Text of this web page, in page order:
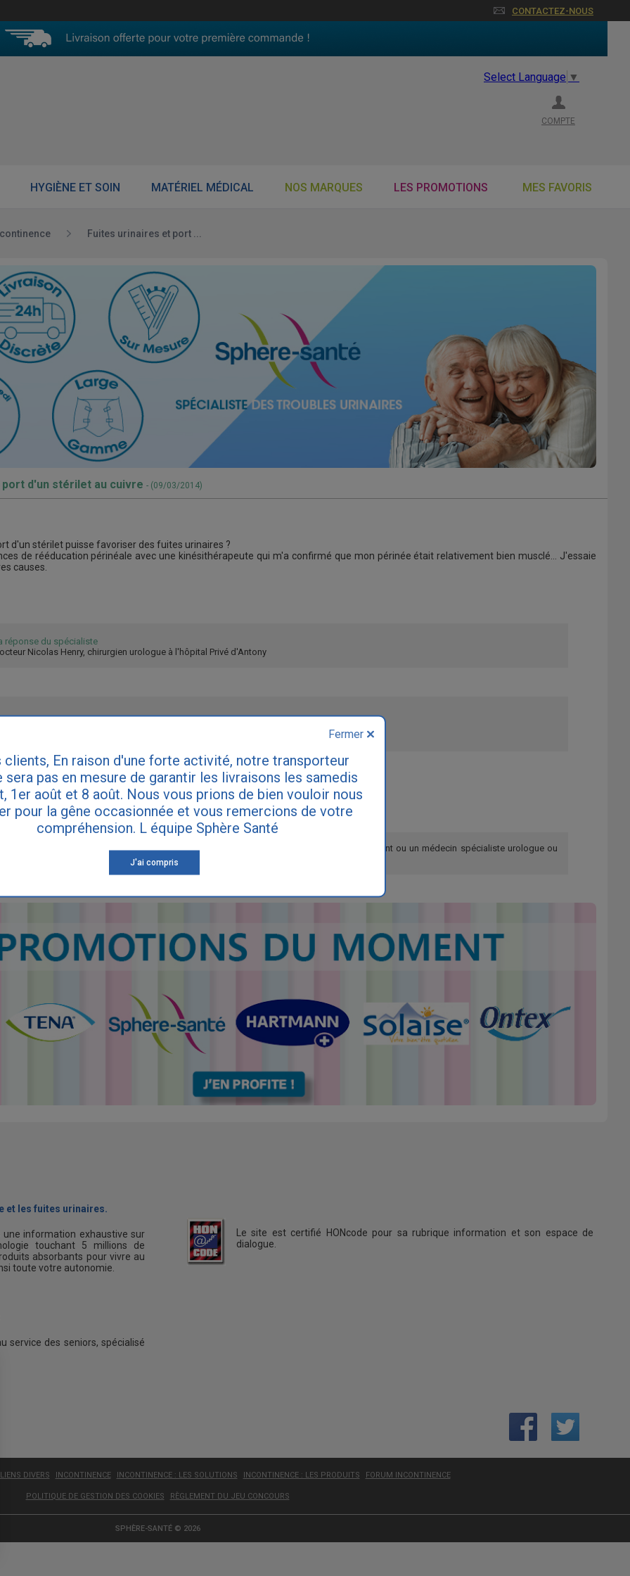
CONTACTEZ-NOUS
Select Language ▼
COMPTE
HYGIÈNE ET SOIN MATÉRIEL MÉDICAL NOS MARQUES LES PROMOTIONS MES FAVORIS
Fuites urinaires et port ...
d'un stérilet au cuivre - (09/03/2014)
d'un stérilet puisse favoriser des fuites urinaires ?
de rééducation périnéale avec une kinésithérapeute qui m'a confirmé que mon périnée était relativement bien musclé... J'essaie
causes.
réponse du spécialiste
Nicolas Henry, chirurgien urologue à l'hôpital Privé d'Antony
DES QUESTIONS
réponse ne remplace pas le diagnostic de votre médecin. Consultez votre médecin traitant ou un médecin spécialiste urologue ou
si vous souffrez d'incontinence.
et les fuites urinaires.
information exhaustive sur
touchant 5 millions de
absorbants pour vivre au
toute votre autonomie.
Le site est certifié HONcode pour sa rubrique information et son espace de
dialogue.
service des seniors, spécialisé
LIENS DIVERS INCONTINENCE INCONTINENCE : LES SOLUTIONS INCONTINENCE : LES PRODUITS FORUM INCONTINENCE
POLITIQUE DE GESTION DES COOKIES RÈGLEMENT DU JEU CONCOURS
SPHÈRE-SANTÉ © 2026
clients, En raison d'une forte activité, notre transporteur
sera pas en mesure de garantir les livraisons les samedis
1er août et 8 août. Nous vous prions de bien vouloir nous
pour la gêne occasionnée et vous remercions de votre
compréhension. L équipe Sphère Santé
J'ai compris
Fermer